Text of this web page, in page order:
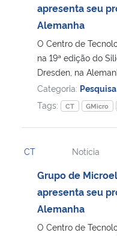
apresenta seu
Alemanha
O Centro de
na 19ª edição do
Dresden, na
Categoria: Pesquisa
Tags:
CT GMicro
CT Notícia
Grupo de
apresenta seu
Alemanha
O Centro de